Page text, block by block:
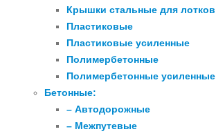
Крышки стальные для лотков
Пластиковые
Пластиковые усиленные
Полимербетонные
Полимербетонные усиленные
Бетонные:
– Автодорожные
– Межпутевые